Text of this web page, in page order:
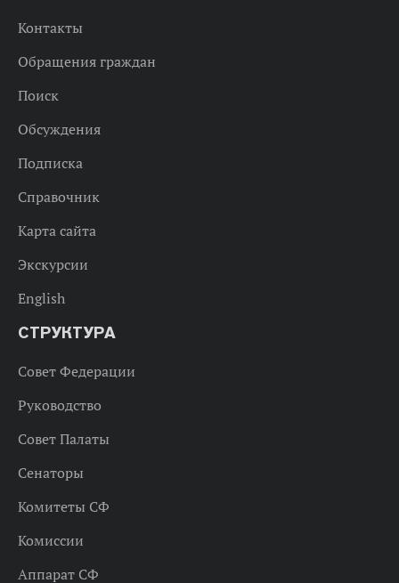
Контакты
Обращения граждан
Поиск
Обсуждения
Подписка
Справочник
Карта сайта
Экскурсии
English
СТРУКТУРА
Совет Федерации
Руководство
Совет Палаты
Сенаторы
Комитеты СФ
Комиссии
Аппарат СФ